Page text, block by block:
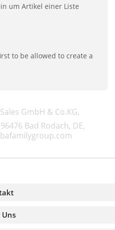
um Artikel einer Liste
to be allowed to create a
GmbH & Co.KG,
Bad Rodach, DE,
Uns